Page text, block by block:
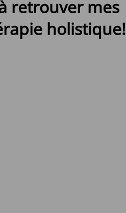
retrouver mes
holistique!